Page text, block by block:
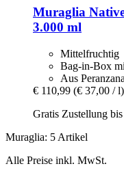
Muraglia
3.000 ml
Mittelfruchtig
Bag-in-Box
Aus
€ 110,99 (€ 37,00 / l)
Gratis Zustellung
Muraglia: 5 Artikel
Alle Preise inkl. MwSt.